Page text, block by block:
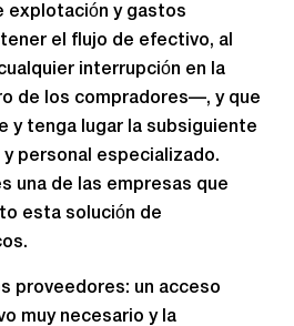
explotación y gastos
el flujo de efectivo, al
interrupción en la
de los compradores—, y que
y tenga lugar la subsiguiente
personal especializado.
una de las empresas que
esta solución de
proveedores: un acceso
muy necesario y la